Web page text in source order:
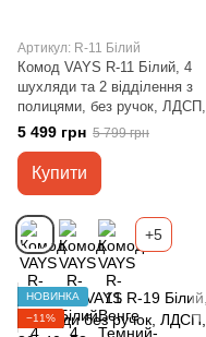
Артикул: R-11 Білий
Комод VAYS R-11 Білий, 4
шухляди та 2 відділення з
полицями, без ручок, ЛДСП,
120×40×98 см - для спальні,
вітальні, передпокою
5 499 грн 5 799 грн
Купити
+5
НОВИНКА
−11%